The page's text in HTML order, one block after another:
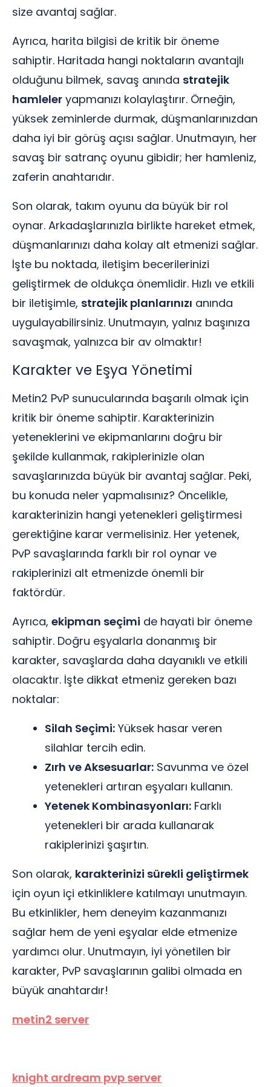
size avantaj sağlar.
Ayrıca, harita bilgisi de kritik bir öneme
sahiptir. Haritada hangi noktaların avantajlı
olduğunu bilmek, savaş anında stratejik
hamleler yapmanızı kolaylaştırır. Örneğin,
yüksek zeminlerde durmak, düşmanlarınızdan
daha iyi bir görüş açısı sağlar. Unutmayın, her
savaş bir satranç oyunu gibidir; her hamleniz,
zaferin anahtarıdır.
Son olarak, takım oyunu da büyük bir rol
oynar. Arkadaşlarınızla birlikte hareket etmek,
düşmanlarınızı daha kolay alt etmenizi sağlar.
İşte bu noktada, iletişim becerilerinizi
geliştirmek de oldukça önemlidir. Hızlı ve etkili
bir iletişimle, stratejik planlarınızı anında
uygulayabilirsiniz. Unutmayın, yalnız başınıza
savaşmak, yalnızca bir av olmaktır!
Karakter ve Eşya Yönetimi
Metin2 PvP sunucularında başarılı olmak için
kritik bir öneme sahiptir. Karakterinizin
yeteneklerini ve ekipmanlarını doğru bir
şekilde kullanmak, rakiplerinizle olan
savaşlarınızda büyük bir avantaj sağlar. Peki,
bu konuda neler yapmalısınız? Öncelikle,
karakterinizin hangi yetenekleri geliştirmesi
gerektiğine karar vermelisiniz. Her yetenek,
PvP savaşlarında farklı bir rol oynar ve
rakiplerinizi alt etmenizde önemli bir
faktördür.
Ayrıca, ekipman seçimi de hayati bir öneme
sahiptir. Doğru eşyalarla donanmış bir
karakter, savaşlarda daha dayanıklı ve etkili
olacaktır. İşte dikkat etmeniz gereken bazı
noktalar:
Silah Seçimi: Yüksek hasar veren
silahlar tercih edin.
Zırh ve Aksesuarlar: Savunma ve özel
yetenekleri artıran eşyaları kullanın.
Yetenek Kombinasyonları: Farklı
yetenekleri bir arada kullanarak
rakiplerinizi şaşırtın.
Son olarak, karakterinizi sürekli geliştirmek
için oyun içi etkinliklere katılmayı unutmayın.
Bu etkinlikler, hem deneyim kazanmanızı
sağlar hem de yeni eşyalar elde etmenize
yardımcı olur. Unutmayın, iyi yönetilen bir
karakter, PvP savaşlarının galibi olmada en
büyük anahtardır!
metin2 server
knight ardream pvp server